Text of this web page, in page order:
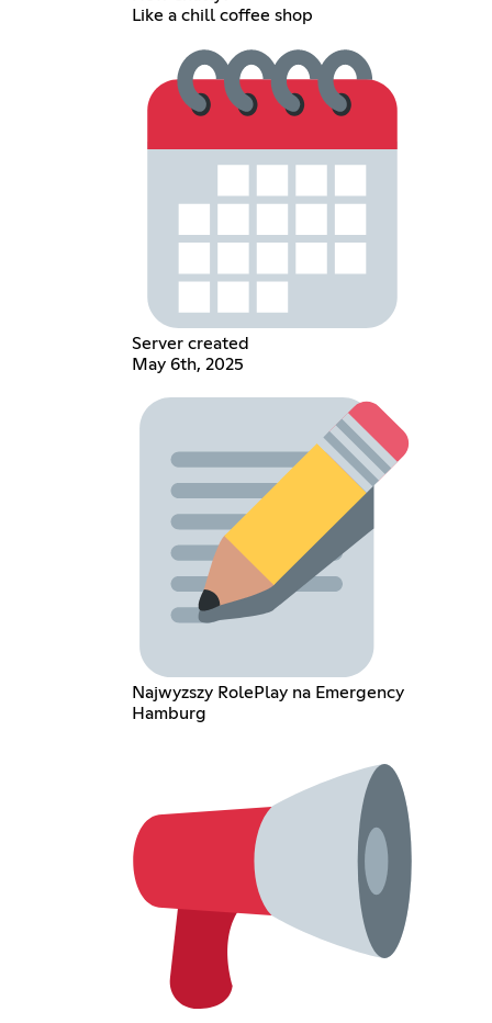
Like a chill coffee shop
Server created
May 6th, 2025
Najwyzszy RolePlay na Emergency
Hamburg